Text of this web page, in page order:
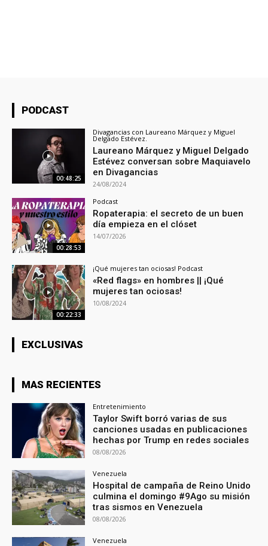
PODCAST
00:48:25
Divagancias con Laureano Márquez y Miguel
Delgado Estévez.
Laureano Márquez y Miguel Delgado
Estévez conversan sobre Maquiavelo
en Divagancias
24/08/2024
00:28:53
Podcast
Ropaterapia: el secreto de un buen
día empieza en el clóset
14/07/2026
00:22:33
¡Qué mujeres tan ociosas! Podcast
«Red flags» en hombres || ¡Qué
mujeres tan ociosas!
10/08/2024
EXCLUSIVAS
MAS RECIENTES
Entretenimiento
Taylor Swift borró varias de sus
canciones usadas en publicaciones
hechas por Trump en redes sociales
08/08/2026
Venezuela
Hospital de campaña de Reino Unido
culmina el domingo #9Ago su misión
tras sismos en Venezuela
08/08/2026
Venezuela